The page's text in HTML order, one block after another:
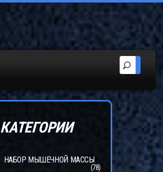
КАТЕГОРИИ
НАБОР МЫШЕЧНОЙ МАССЫ
(78)